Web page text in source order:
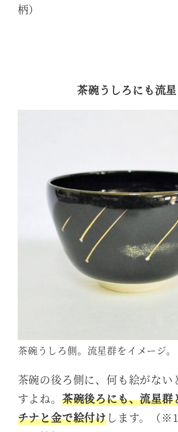
柄）
茶碗うしろにも流
茶碗うしろ側。流星群をイメージ。
茶碗の後ろ側に、何も絵がない
すよね。 茶碗後ろにも、流星群
チナと金で絵付けします。（